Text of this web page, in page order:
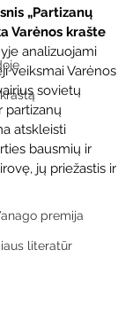
premija
literatūr
„Partizanų
Varėnos krašte
analizuojami
veiksmai Varėnos
sovietų
partizanų
atskleisti
bausmių ir
jų priežastis ir